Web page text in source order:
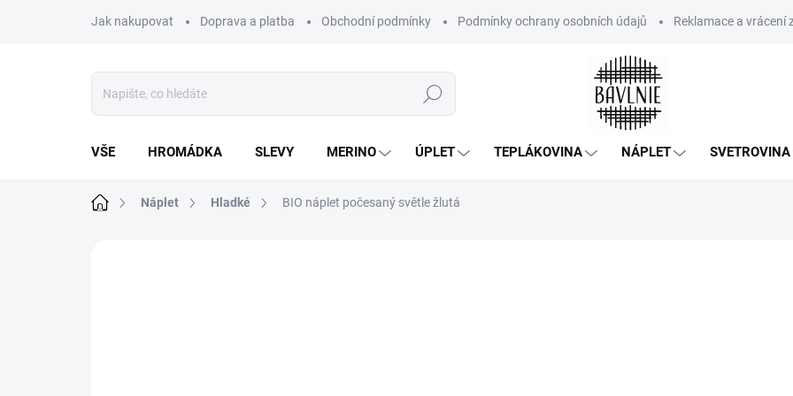
Jak nakupovat Doprava a platba Obchodní podmínky Podmínky ochrany osobních údajů Reklamace a vrácení
Hledat
VŠE HROMÁDKA SLEVY MERINO ÚPLET TEPLÁKOVINA NÁPLET SVETROVINA
Domů Náplet Hladké BIO náplet počesaný světle žlutá